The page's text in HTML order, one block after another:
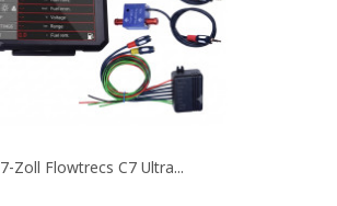
7-Zoll Flowtrecs C7 Ultra...